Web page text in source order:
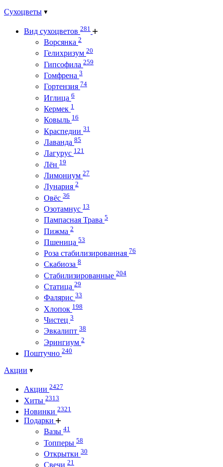
Сухоцветы
Вид сухоцветов 281
Ворсянка 2
Гелихризум 20
Гипсофила 259
Гомфрена 3
Гортензия 74
Иглица 6
Кермек 1
Ковыль 16
Краспедии 31
Лаванда 85
Лагурус 121
Лён 19
Лимониум 27
Лунария 2
Овёс 36
Озотамнус 13
Пампасная Трава 5
Пижма 2
Пшеница 53
Роза стабилизированная 76
Скабиоза 8
Стабилизированные 204
Статица 29
Фалярис 33
Хлопок 198
Чистец 3
Эвкалипт 38
Эрингиум 2
Поштучно 240
Акции
Акции 2427
Хиты 2313
Новинки 2321
Подарки
Вазы 41
Топперы 58
Открытки 30
Свечи 21